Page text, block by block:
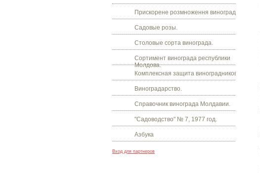
Прискорене розмноження винограду.
Садовые розы.
Столовые сорта винограда.
Сортимент винограда республики
Молдова.
Комплексная защита виноградников.
Виноградарство.
Справочник винограда Молдавии.
"Садоводство" № 7, 1977 год.
Азбука
Вход для партнеров